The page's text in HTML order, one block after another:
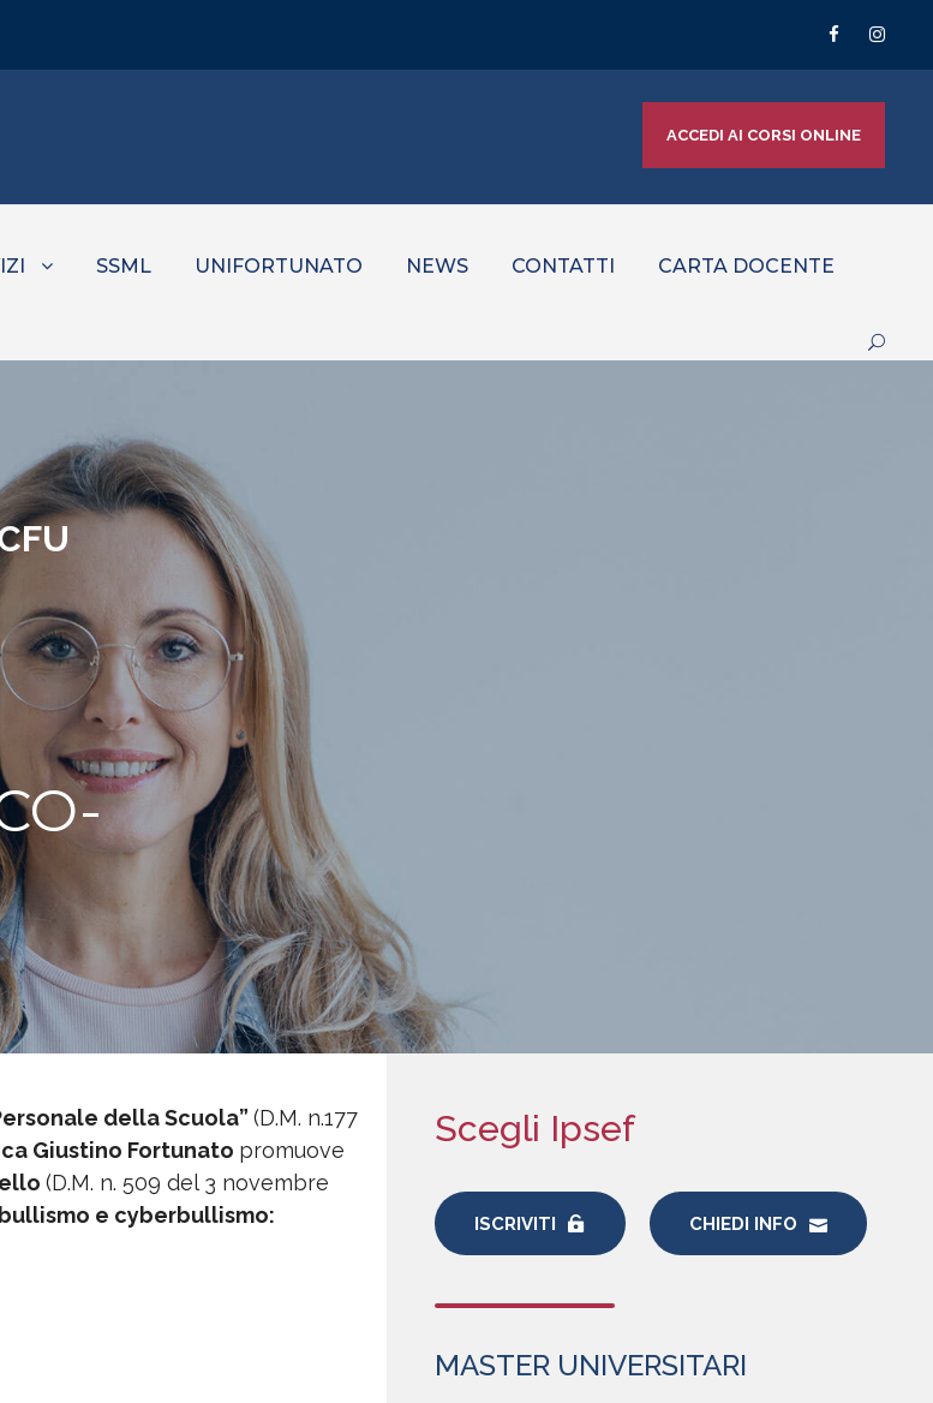
ACCEDI AI CORSI ONLINE
SSML UNIFORTUNATO NEWS CONTATTI CARTA DOCENTE
della Scuola” (D.M. n.177
Giustino Fortunato promuove
(D.M. n. 509 del 3 novembre
e cyberbullismo:
Scegli Ipsef
ISCRIVITI CHIEDI INFO
MASTER UNIVERSITARI